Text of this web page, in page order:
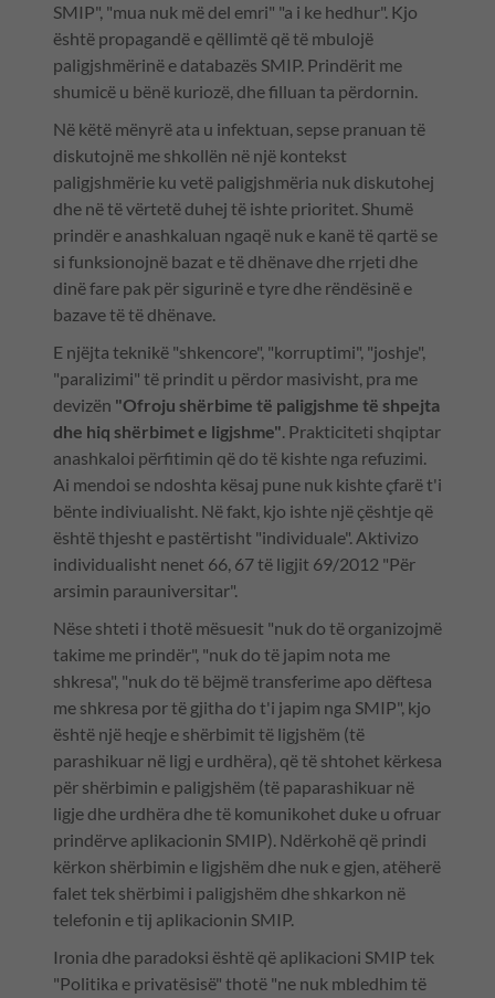
SMIP", "mua nuk më del emri" "a i ke hedhur". Kjo
është propagandë e qëllimtë që të mbulojë
paligjshmërinë e databazës SMIP. Prindërit me
shumicë u bënë kuriozë, dhe filluan ta përdornin.
Në këtë mënyrë ata u infektuan, sepse pranuan të
diskutojnë me shkollën në një kontekst
paligjshmërie ku vetë paligjshmëria nuk diskutohej
dhe në të vërtetë duhej të ishte prioritet. Shumë
prindër e anashkaluan ngaqë nuk e kanë të qartë se
si funksionojnë bazat e të dhënave dhe rrjeti dhe
dinë fare pak për sigurinë e tyre dhe rëndësinë e
bazave të të dhënave.
E njëjta teknikë "shkencore", "korruptimi", "joshje",
"paralizimi" të prindit u përdor masivisht, pra me
devizën "Ofroju shërbime të paligjshme të shpejta
dhe hiq shërbimet e ligjshme". Prakticiteti shqiptar
anashkaloi përfitimin që do të kishte nga refuzimi.
Ai mendoi se ndoshta kësaj pune nuk kishte çfarë t'i
bënte indiviualisht. Në fakt, kjo ishte një çështje që
është thjesht e pastërtisht "individuale". Aktivizo
individualisht nenet 66, 67 të ligjit 69/2012 "Për
arsimin parauniversitar".
Nëse shteti i thotë mësuesit "nuk do të organizojmë
takime me prindër", "nuk do të japim nota me
shkresa", "nuk do të bëjmë transferime apo dëftesa
me shkresa por të gjitha do t'i japim nga SMIP", kjo
është një heqje e shërbimit të ligjshëm (të
parashikuar në ligj e urdhëra), që të shtohet kërkesa
për shërbimin e paligjshëm (të paparashikuar në
ligje dhe urdhëra dhe të komunikohet duke u ofruar
prindërve aplikacionin SMIP). Ndërkohë që prindi
kërkon shërbimin e ligjshëm dhe nuk e gjen, atëherë
falet tek shërbimi i paligjshëm dhe shkarkon në
telefonin e tij aplikacionin SMIP.
Ironia dhe paradoksi është që aplikacioni SMIP tek
"Politika e privatësisë" thotë "ne nuk mbledhim të